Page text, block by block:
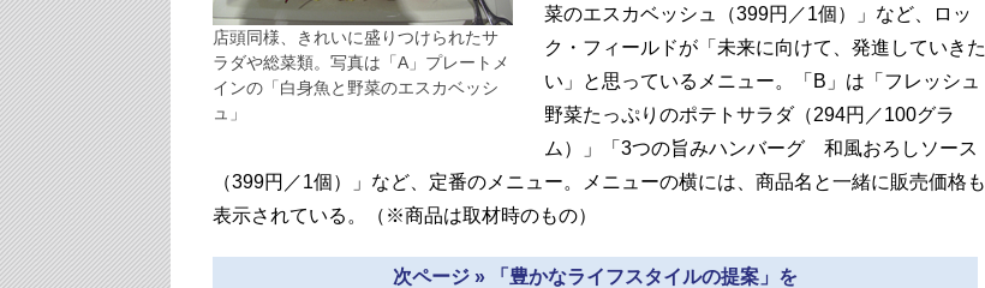
店頭同様、きれいに盛りつけられたサ
ラダや総菜類。写真は「A」プレートメ
インの「白身魚と野菜のエスカベッシ
ュ」
菜のエスカベッシュ（399円／1個）」など、ロッ
ク・フィールドが「未来に向けて、発進していきた
い」と思っているメニュー。「B」は「フレッシュ
野菜たっぷりのポテトサラダ（294円／100グラ
ム）」「3つの旨みハンバーグ 和風おろしソース
（399円／1個）」など、定番のメニュー。メニューの横には、商品名と一緒に販売価格も
表示されている。（※商品は取材時のもの）
次ページ » 「豊かなライフスタイルの提案」を